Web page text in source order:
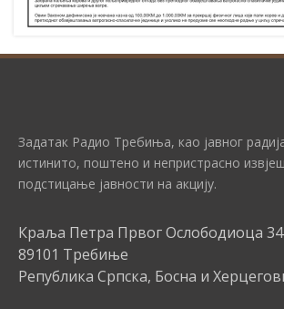
Задатак Радио Требиња, као јавног
истинито, поштено и непристрасно
подстицање јавности на акцију.
Краља Петра Првог Ослободиоца 34
89101 Требиње
Република Српска, Босна и